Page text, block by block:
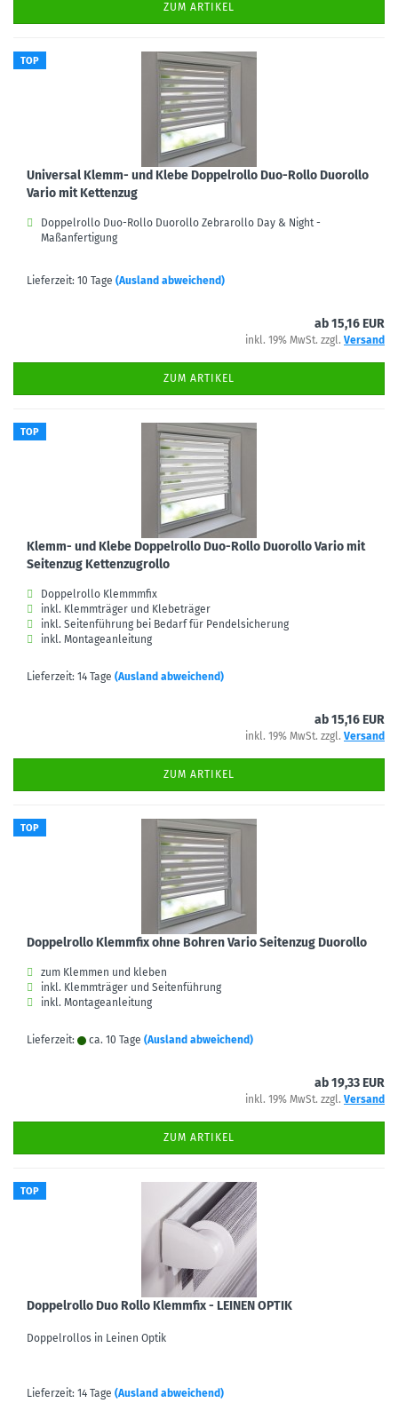
ZUM ARTIKEL
TOP
Universal Klemm- und Klebe Doppelrollo Duo-Rollo Duorollo
Vario mit Kettenzug
Doppelrollo Duo-Rollo Duorollo Zebrarollo Day & Night -
Maßanfertigung
Lieferzeit: 10 Tage (Ausland abweichend)
ab 15,16 EUR
inkl. 19% MwSt. zzgl. Versand
ZUM ARTIKEL
TOP
Klemm- und Klebe Doppelrollo Duo-Rollo Duorollo Vario mit
Seitenzug Kettenzugrollo
Doppelrollo Klemmmfix
inkl. Klemmträger und Klebeträger
inkl. Seitenführung bei Bedarf für Pendelsicherung
inkl. Montageanleitung
Lieferzeit: 14 Tage (Ausland abweichend)
ab 15,16 EUR
inkl. 19% MwSt. zzgl. Versand
ZUM ARTIKEL
TOP
Doppelrollo Klemmfix ohne Bohren Vario Seitenzug Duorollo
zum Klemmen und kleben
inkl. Klemmträger und Seitenführung
inkl. Montageanleitung
Lieferzeit: ca. 10 Tage (Ausland abweichend)
ab 19,33 EUR
inkl. 19% MwSt. zzgl. Versand
ZUM ARTIKEL
TOP
Doppelrollo Duo Rollo Klemmfix - LEINEN OPTIK
Doppelrollos in Leinen Optik
Lieferzeit: 14 Tage (Ausland abweichend)